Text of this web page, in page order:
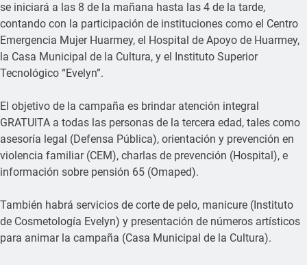
se iniciará a las 8 de la mañana hasta las 4 de la tarde,
contando con la participación de instituciones como el Centro
Emergencia Mujer Huarmey, el Hospital de Apoyo de Huarmey,
la Casa Municipal de la Cultura, y el Instituto Superior
Tecnológico “Evelyn”.
El objetivo de la campaña es brindar atención integral
GRATUITA a todas las personas de la tercera edad, tales como
asesoría legal (Defensa Pública), orientación y prevención en
violencia familiar (CEM), charlas de prevención (Hospital), e
información sobre pensión 65 (Omaped).
También habrá servicios de corte de pelo, manicure (Instituto
de Cosmetología Evelyn) y presentación de números artísticos
para animar la campaña (Casa Municipal de la Cultura).